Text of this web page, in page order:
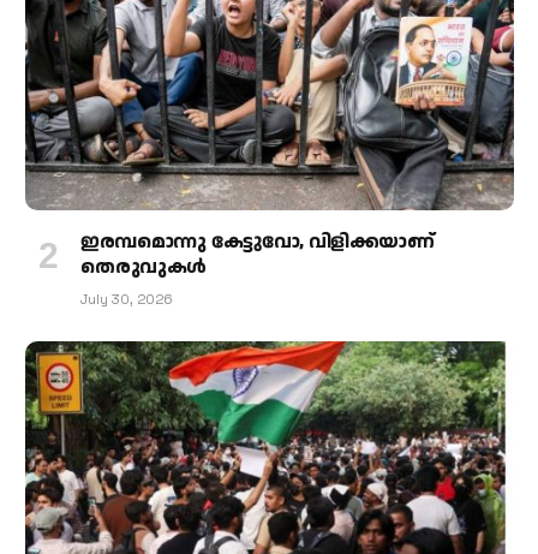
ഇരമ്പമൊന്നു കേട്ടുവോ, വിളിക്കയാണ്
തെരുവുകള്‍
July 30, 2026